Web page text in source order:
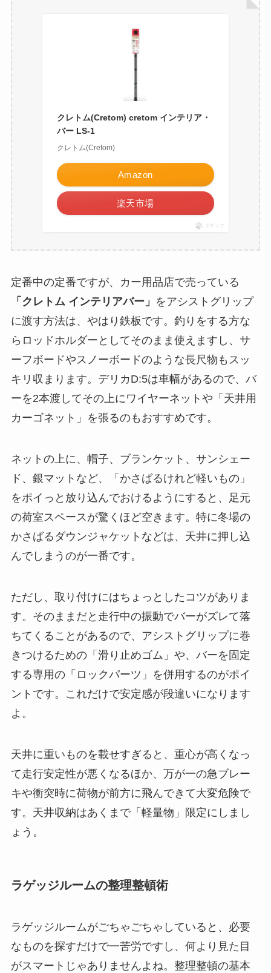
クレトム(Cretom) cretom インテリア・
バー LS-1
クレトム(Cretom)
Amazon
楽天市場
ポチップ
定番中の定番ですが、カー用品店で売っている
「クレトム インテリアバー」 をアシストグリップ
に渡す方法は、やはり鉄板です。釣りをする方な
らロッドホルダーとしてそのまま使えますし、サ
ーフボードやスノーボードのような長尺物もスッ
キリ収まります。デリカD:5は車幅があるので、バ
ーを2本渡してその上にワイヤーネットや「天井用
カーゴネット」を張るのもおすすめです。
ネットの上に、帽子、ブランケット、サンシェー
ド、銀マットなど、「かさばるけれど軽いもの」
をポイっと放り込んでおけるようにすると、足元
の荷室スペースが驚くほど空きます。特に冬場の
かさばるダウンジャケットなどは、天井に押し込
んでしまうのが一番です。
ただし、取り付けにはちょっとしたコツがありま
す。そのままだと走行中の振動でバーがズレて落
ちてくることがあるので、アシストグリップに巻
きつけるための「滑り止めゴム」や、バーを固定
する専用の「ロックパーツ」を併用するのがポイ
ントです。これだけで安定感が段違いになります
よ。
天井に重いものを載せすぎると、重心が高くなっ
て走行安定性が悪くなるほか、万が一の急ブレー
キや衝突時に荷物が前方に飛んできて大変危険で
す。天井収納はあくまで「軽量物」限定にしまし
ょう。
ラゲッジルームの整理整頓術
ラゲッジルームがごちゃごちゃしていると、必要
なものを探すだけで一苦労ですし、何より見た目
がスマートじゃありませんよね。整理整頓の基本